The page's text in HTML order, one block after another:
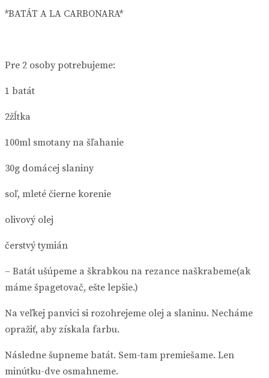
*BATÁT A LA CARBONARA*
Pre 2 osoby potrebujeme:
1 batát
2žĺtka
100ml smotany na šľahanie
30g domácej slaniny
soľ, mleté čierne korenie
olivový olej
čerstvý tymián
– Batát ušúpeme a škrabkou na rezance naškrabeme(ak
máme špagetovač, ešte lepšie.)
Na veľkej panvici si rozohrejeme olej a slaninu. Necháme
opražiť, aby získala farbu.
Následne šupneme batát. Sem-tam premiešame. Len
minútku-dve osmahneme.